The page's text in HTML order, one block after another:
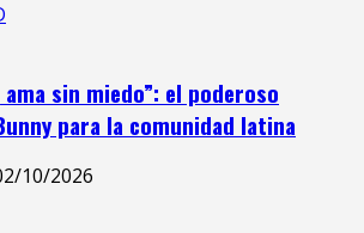
sin miedo”: el poderoso
para la comunidad latina
10/2026